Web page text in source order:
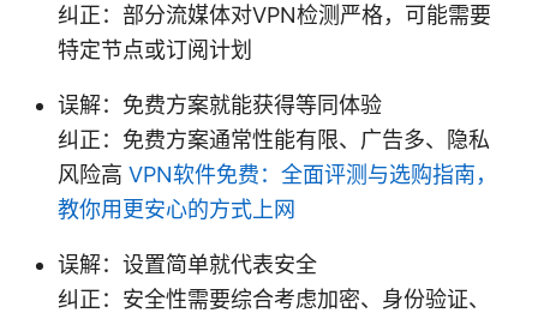
纠正：部分流媒体对VPN检测严格，可能需要
特定节点或订阅计划
误解：免费方案就能获得等同体验
纠正：免费方案通常性能有限、广告多、隐私
风险高 VPN软件免费：全面评测与选购指南，
教你用更安心的方式上网
误解：设置简单就代表安全
纠正：安全性需要综合考虑加密、身份验证、